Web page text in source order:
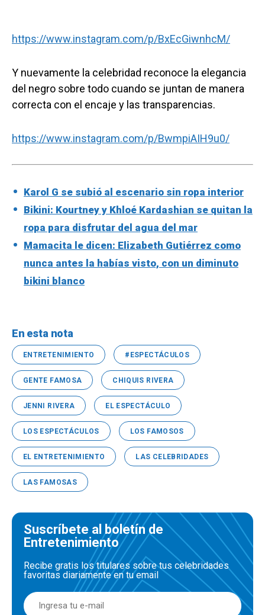
https://www.instagram.com/p/BxEcGiwnhcM/
Y nuevamente la celebridad reconoce la elegancia
del negro sobre todo cuando se juntan de manera
correcta con el encaje y las transparencias.
https://www.instagram.com/p/BwmpiAIH9u0/
Karol G se subió al escenario sin ropa interior
Bikini: Kourtney y Khloé Kardashian se quitan la
ropa para disfrutar del agua del mar
Mamacita le dicen: Elizabeth Gutiérrez como
nunca antes la habías visto, con un diminuto
bikini blanco
En esta nota
ENTRETENIMIENTO #ESPECTÁCULOS
GENTE FAMOSA CHIQUIS RIVERA
JENNI RIVERA EL ESPECTÁCULO
LOS ESPECTÁCULOS LOS FAMOSOS
EL ENTRETENIMIENTO LAS CELEBRIDADES
LAS FAMOSAS
Suscríbete al boletín de
Entretenimiento
Recibe gratis los titulares sobre tus celebridades
favoritas diariamente en tu email